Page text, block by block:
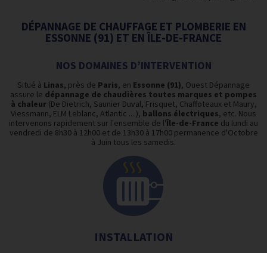
Pompe à chaleur
AUTRES...
Prime Energie
Cliquer ici
DÉPANNAGE DE CHAUFFAGE ET PLOMBERIE EN
ESSONNE (91) ET EN ÎLE-DE-FRANCE
NOS DOMAINES D’INTERVENTION
Situé à Linas, près de Paris, en Essonne (91), Ouest Dépannage
assure le dépannage de chaudières toutes marques et pompes
à chaleur(De Dietrich, Saunier Duval, Frisquet, Chaffoteaux et Maury,
Viessmann, ELM Leblanc, Atlantic ... ), ballons électriques, etc. Nous
intervenons rapidement sur l'ensemble de l'Île-de-France du lundi au
vendredi de 8h30 à 12h00 et de 13h30 à 17h00 permanence d'Octobre
à Juin tous les samedis.
INSTALLATION